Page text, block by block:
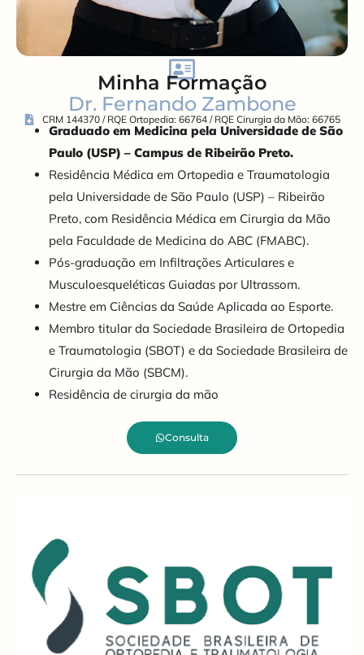
Minha Formação
Dr. Fernando Zambone
CRM 144370 / RQE Ortopedia: 66764 / RQE Cirurgia da Mão: 66765
Graduado em Medicina pela Universidade de São
Paulo (USP) – Campus de Ribeirão Preto.
Residência Médica em Ortopedia e Traumatologia
pela Universidade de São Paulo (USP) – Ribeirão
Preto, com Residência Médica em Cirurgia da Mão
pela Faculdade de Medicina do ABC (FMABC).
Pós-graduação em Infiltrações Articulares e
Musculoesqueléticas Guiadas por Ultrassom.
Mestre em Ciências da Saúde Aplicada ao Esporte.
Membro titular da Sociedade Brasileira de Ortopedia
e Traumatologia (SBOT) e da Sociedade Brasileira de
Cirurgia da Mão (SBCM).
Residência de cirurgia da mão
Consulta